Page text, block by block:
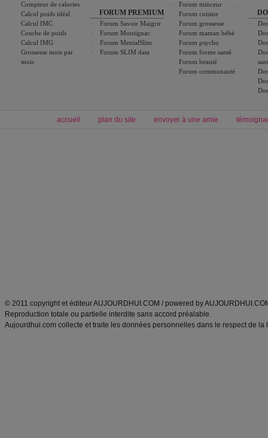
Compteur de calories
Calcul poids idéal
Calcul IMC
Courbe de poids
Calcul IMG
Grossesse mois par
mois
FORUM PREMIUM
Forum Savoir Maigrir
Forum Montignac
Forum MentalSlim
Forum SLIM data
Forum minceur
Forum cuisine
Forum grossesse
Forum maman bébé
Forum psycho
Forum forme santé
Forum beauté
Forum communauté
accueil plan du site envoyer à une amie
© 2011 copyright et éditeur AUJOURDHUI.COM / powered by
Reproduction totale ou partielle interdite sans accord préalable.
Aujourdhui.com collecte et traite les données personnelles dans le respect de